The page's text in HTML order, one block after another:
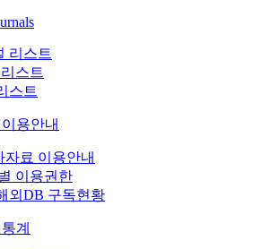
리스트
스트
스트
용안내
자료 이용안내
이용권한
외DB 구독현황
계